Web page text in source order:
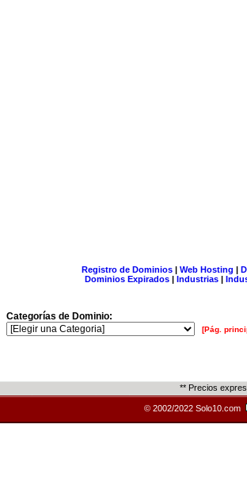
Registro de Dominios| Web Hosting |
Dominios Expirados | Industrias |
Categorías de Dominio:
[Pág.
** Precios
© 2002/2022 Solo10.com